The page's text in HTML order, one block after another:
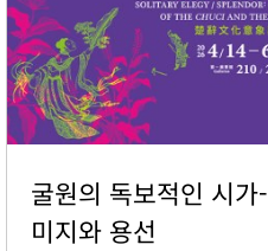
굴원의 독보적인 시
미지와 용선